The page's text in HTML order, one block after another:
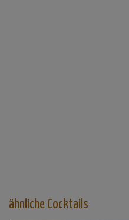
ähnliche Cocktails